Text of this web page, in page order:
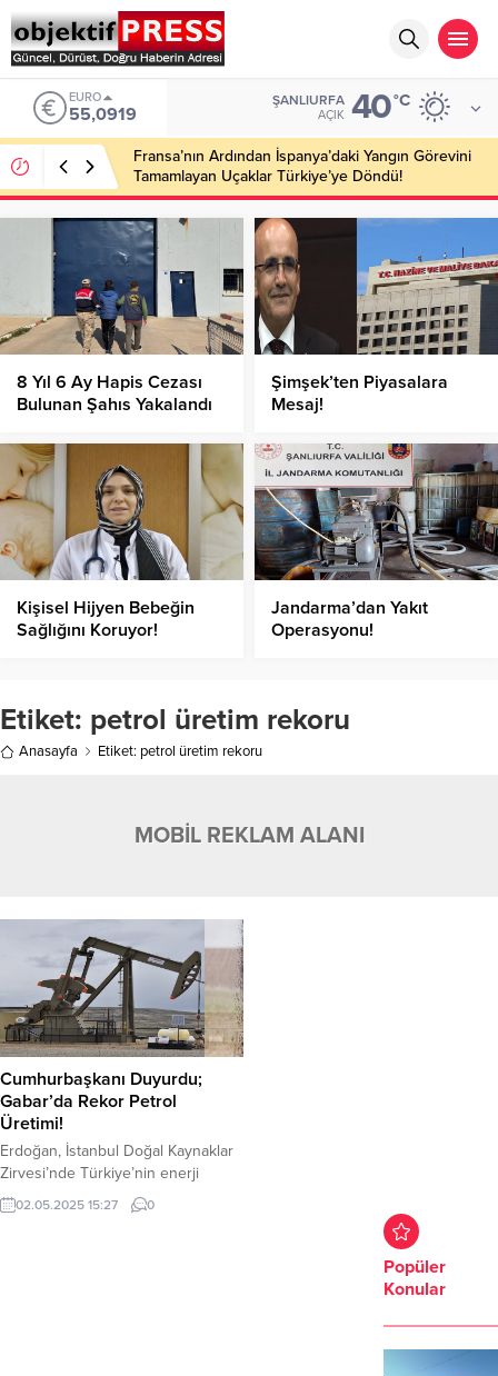
EURO
55,0919
ŞANLIURFA
AÇIK 40°C
Fransa’nın Ardından İspanya’daki Yangın Görevini
Tamamlayan Uçaklar Türkiye’ye Döndü!
8 Yıl 6 Ay Hapis Cezası
Bulunan Şahıs Yakalandı
Şimşek’ten Piyasalara
Mesaj!
Kişisel Hijyen Bebeğin
Sağlığını Koruyor!
Jandarma’dan Yakıt
Operasyonu!
Etiket: petrol üretim rekoru
Anasayfa Etiket: petrol üretim rekoru
MOBİL REKLAM ALANI
Cumhurbaşkanı Duyurdu;
Gabar’da Rekor Petrol
Üretimi!
Erdoğan, İstanbul Doğal Kaynaklar
Zirvesi’nde Türkiye’nin enerji
politikalarına ilişkin açıklamalarda
bulundu. Gabar’daki günlük petrol
02.05.2025 15:27 0
Popüler
Konular